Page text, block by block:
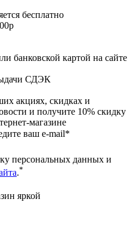
бесплатно
банковской картой на сайте
СДЭК
акциях, скидках и
и получите 10% скидку
магазине
ваш e-mail*
персональных данных и
.*
яркой